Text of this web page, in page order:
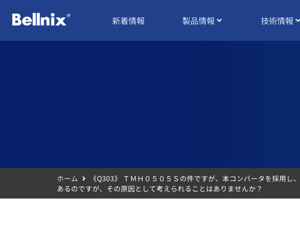
新着情報 製品情報 技術情報
ホーム
《Q303》 ＴＭＨ０５０５Ｓの件ですが、本コンバータを採用
あるのですが、その原因として考えられることはありませんか？